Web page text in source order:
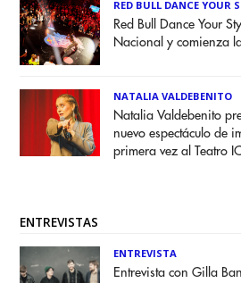
RED BULL DANCE YOUR
Red Bull Dance Your
Nacional y comienza
NATALIA VALDEBENITO
Natalia Valdebenito
nuevo espectáculo de
primera vez al Teatro
ENTREVISTAS
ENTREVISTA
Entrevista con Gilla